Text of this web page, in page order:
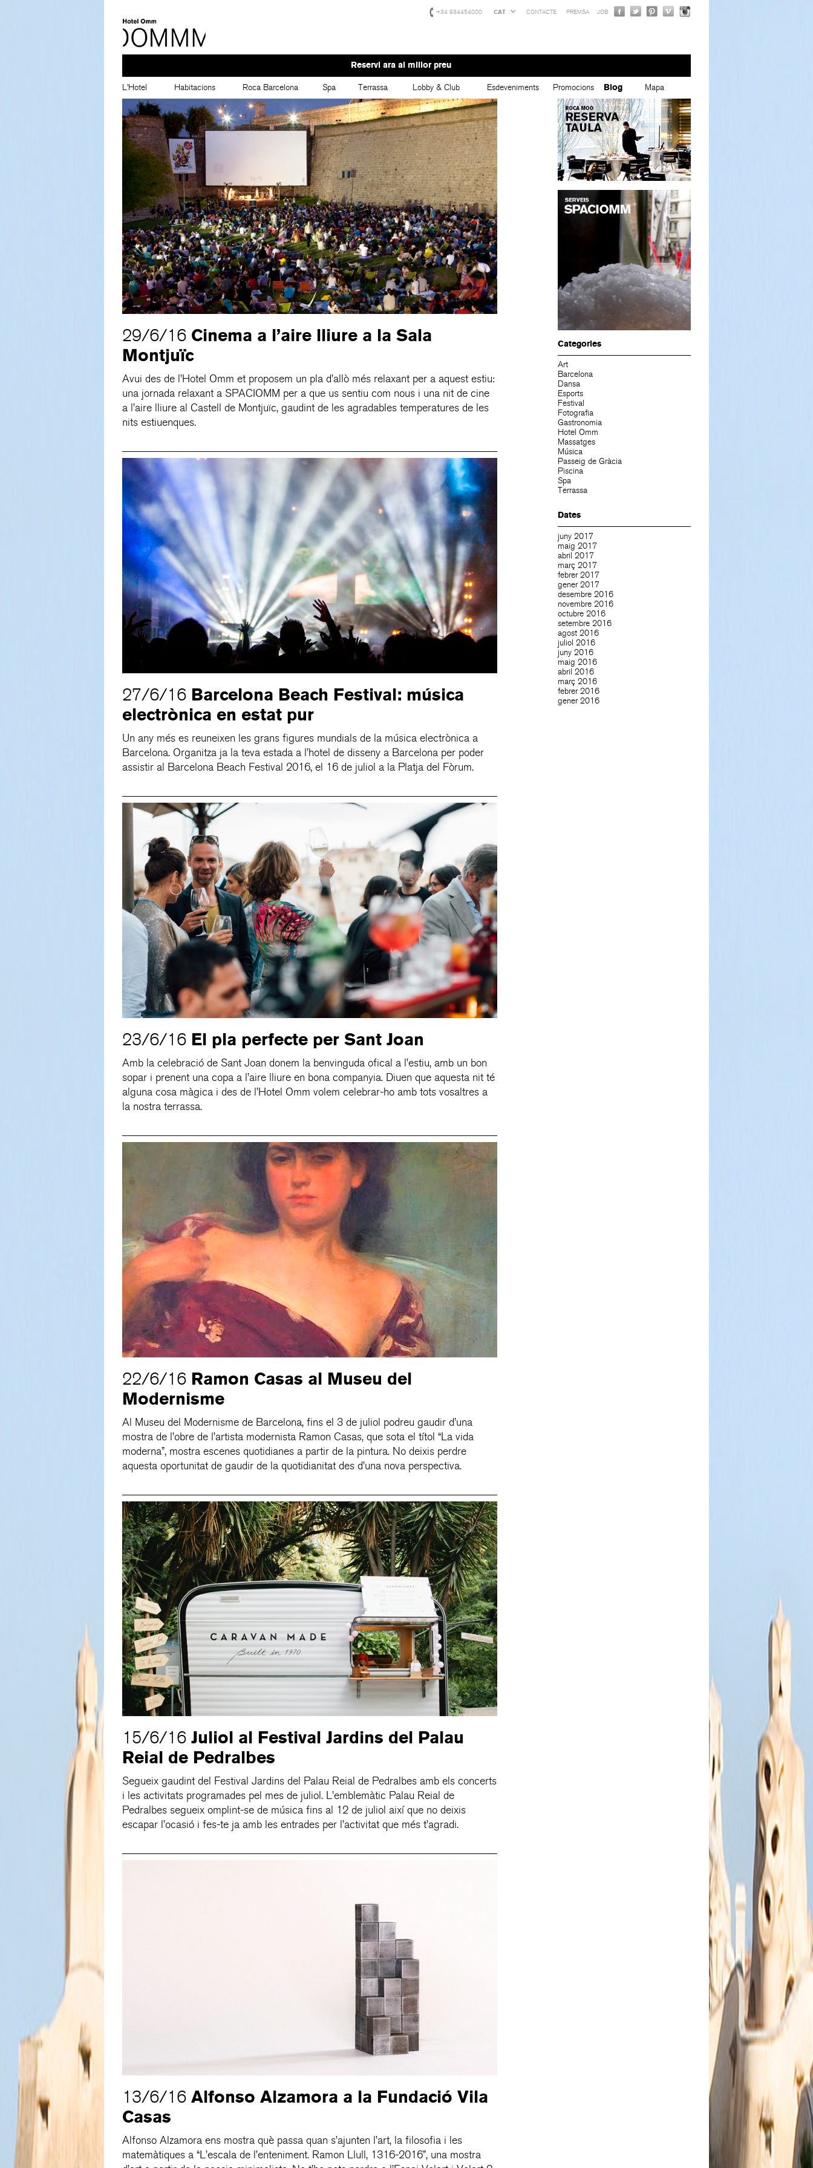
+34 934454000 CAT CONTACTE PREMSA JOB
Reservi ara al millor preu
L’Hotel Habitacions Roca Barcelona Spa Terrassa Lobby & Club Esdeveniments Promocions Blog Mapa
29/6/16 Cinema a l’aire lliure a la Sala
Montjuïc
Avui des de l’Hotel Omm et proposem un pla d’allò més relaxant per a aquest estiu:
una jornada relaxant a SPACIOMM per a que us sentiu com nous i una nit de cine
a l’aire lliure al Castell de Montjuïc, gaudint de les agradables temperatures de les
nits estiuenques.
27/6/16 Barcelona Beach Festival: música
electrònica en estat pur
Un any més es reuneixen les grans figures mundials de la música electrònica a
Barcelona. Organitza ja la teva estada a l’hotel de disseny a Barcelona per poder
assistir al Barcelona Beach Festival 2016, el 16 de juliol a la Platja del Fòrum.
23/6/16 El pla perfecte per Sant Joan
Amb la celebració de Sant Joan donem la benvinguda ofical a l’estiu, amb un bon
sopar i prenent una copa a l’aire lliure en bona companyia. Diuen que aquesta nit té
alguna cosa màgica i des de l’Hotel Omm volem celebrar-ho amb tots vosaltres a
la nostra terrassa.
22/6/16 Ramon Casas al Museu del
Modernisme
Al Museu del Modernisme de Barcelona, fins el 3 de juliol podreu gaudir d’una
mostra de l’obre de l’artista modernista Ramon Casas, que sota el títol “La vida
moderna”, mostra escenes quotidianes a partir de la pintura. No deixis perdre
aquesta oportunitat de gaudir de la quotidianitat des d’una nova perspectiva.
15/6/16 Juliol al Festival Jardins del Palau
Reial de Pedralbes
Segueix gaudint del Festival Jardins del Palau Reial de Pedralbes amb els concerts
i les activitats programades pel mes de juliol. L’emblemàtic Palau Reial de
Pedralbes segueix omplint-se de música fins al 12 de juliol així que no deixis
escapar l’ocasió i fes-te ja amb les entrades per l’activitat que més t’agradi.
13/6/16 Alfonso Alzamora a la Fundació Vila
Casas
Alfonso Alzamora ens mostra què passa quan s’ajunten l’art, la filosofia i les
matemàtiques a “L’escala de l’enteniment. Ramon Llull, 1316-2016”, una mostra
Categories
Art
Barcelona
Dansa
Esports
Festival
Fotografia
Gastronomia
Hotel Omm
Massatges
Música
Passeig de Gràcia
Piscina
Spa
Terrassa
Dates
juny 2017
maig 2017
abril 2017
març 2017
febrer 2017
gener 2017
desembre 2016
novembre 2016
octubre 2016
setembre 2016
agost 2016
juliol 2016
juny 2016
maig 2016
abril 2016
març 2016
febrer 2016
gener 2016